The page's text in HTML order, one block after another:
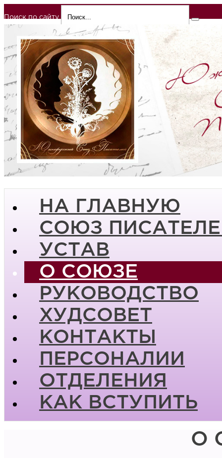
Поиск по сайту
НА ГЛАВНУЮ
СОЮЗ
УСТАВ
О СОЮЗЕ
РУКОВОДСТВО
ХУДСОВЕТ
КОНТАКТЫ
ПЕРСОНАЛИИ
ОТДЕЛЕНИЯ
КАК ВСТУПИТЬ
О